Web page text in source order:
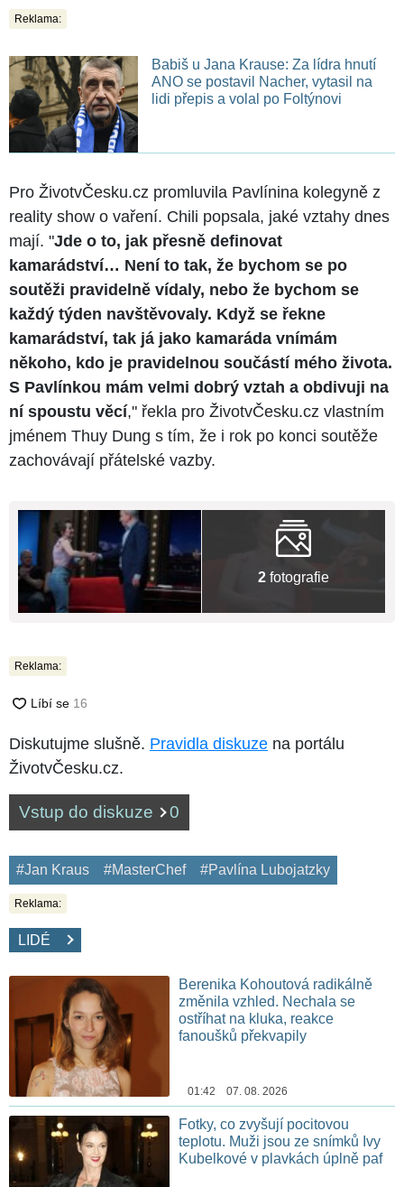
Reklama:
Babiš u Jana Krause: Za lídra hnutí
ANO se postavil Nacher, vytasil na
lidi přepis a volal po Foltýnovi
Pro ŽivotvČesku.cz promluvila Pavlínina kolegyně z
reality show o vaření. Chili popsala, jaké vztahy dnes
mají. "Jde o to, jak přesně definovat
kamarádství… Není to tak, že bychom se po
soutěži pravidelně vídaly, nebo že bychom se
každý týden navštěvovaly. Když se řekne
kamarádství, tak já jako kamaráda vnímám
někoho, kdo je pravidelnou součástí mého života.
S Pavlínkou mám velmi dobrý vztah a obdivuji na
ní spoustu věcí," řekla pro ŽivotvČesku.cz vlastním
jménem Thuy Dung s tím, že i rok po konci soutěže
zachovávají přátelské vazby.
2 fotografie
Reklama:
Diskutujme slušně. Pravidla diskuze na portálu
ŽivotvČesku.cz.
Vstup do diskuze 0
#Jan Kraus #MasterChef #Pavlína Lubojatzky
Reklama:
LIDÉ
Berenika Kohoutová radikálně
změnila vzhled. Nechala se
ostříhat na kluka, reakce
fanoušků překvapily
01:42 07. 08. 2026
Fotky, co zvyšují pocitovou
teplotu. Muži jsou ze snímků Ivy
Kubelkové v plavkách úplně paf